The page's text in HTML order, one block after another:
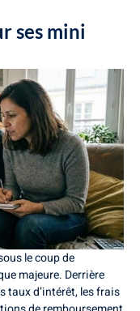
ses mini
le coup de
majeure. Derrière
taux d’intérêt, les frais